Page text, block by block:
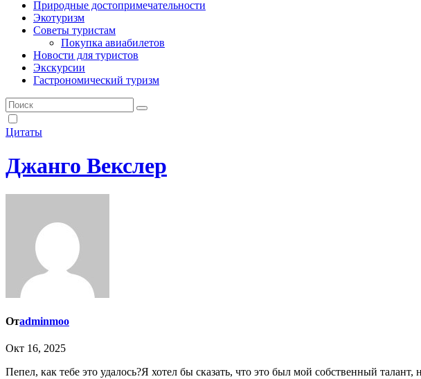
Природные достопримечательности
Экотуризм
Советы туристам
Покупка авиабилетов
Новости для туристов
Экскурсии
Гастрономический туризм
Цитаты
Джанго Векслер
Отadminmoo
Окт 16, 2025
Пепел, как тебе это удалось?Я хотел бы сказать, что это был мой собственный